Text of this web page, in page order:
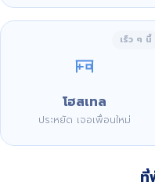
เร็ว ๆ นี้
โฮสเทล
ประหยัด เจอเพื่อนใหม่
ที่